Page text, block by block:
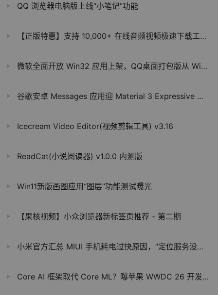
QQ 浏览器电脑版上线“小笔记”功能
【正版特惠】支持 10,000+ 在线音频视频极速下载工具！
微软全面开放 Win32 应用上架，QQ桌面打包版从 Win11/10 商店下架
谷歌安卓 Messages 应用迎 Material 3 Expressive 改造：增强分层效果、改进表情菜单
Icecream Video Editor(视频剪辑工具) v3.16
ReadCat(小说阅读器) v1.0.0 内测版
Win11新版画图应用“图层”功能测试曝光
【果核视频】小众浏览器新标签页推荐 - 第二期
小米官方汇总 MIUI 手机耗电过快原因，“定位服务没关闭”居首
Core AI 框架取代 Core ML？曝苹果 WWDC 26 开发者大会将公布多项 AI 功能